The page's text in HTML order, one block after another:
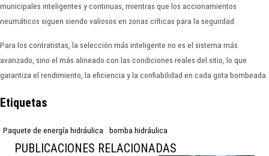
municipales inteligentes y continuas, mientras que los accionamientos
neumáticos siguen siendo valiosos en zonas críticas para la seguridad.
Para los contratistas, la selección más inteligente no es el sistema más
avanzado, sino el más alineado con las condiciones reales del sitio, lo que
garantiza el rendimiento, la eficiencia y la confiabilidad en cada gota bombeada.
Etiquetas
Paquete de energía hidráulica bomba hidráulica
PUBLICACIONES RELACIONADAS